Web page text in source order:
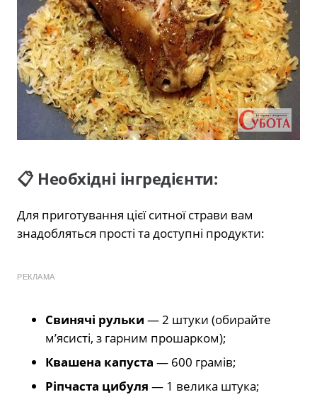
📋 Необхідні інгредієнти:
Для приготування цієї ситної страви вам
знадобляться прості та доступні продукти:
РЕКЛАМА
Свинячі рульки — 2 штуки (обирайте
м’ясисті, з гарним прошарком);
Квашена капуста — 600 грамів;
Ріпчаста цибуля — 1 велика штука;